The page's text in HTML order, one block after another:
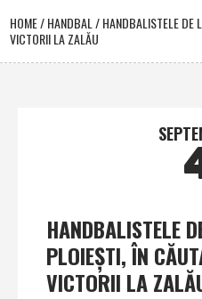
HOME/HANDBAL/HANDBALISTELE DE
VICTORII LA ZALĂU
HANDBALISTELE
PLOIEŞTI, ÎN
VICTORII LA